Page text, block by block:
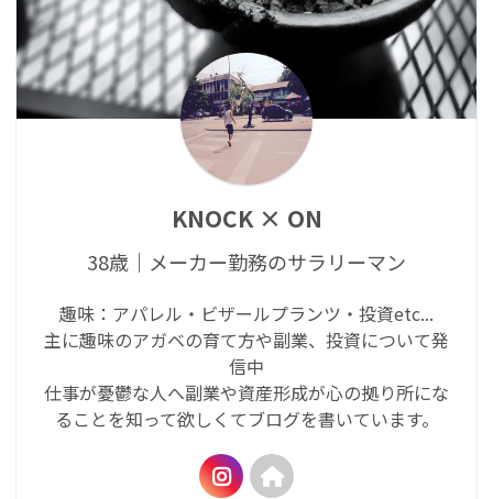
KNOCK × ON
38歳｜メーカー勤務のサラリーマン
趣味：アパレル・ビザールプランツ・投資etc...
主に趣味のアガベの育て方や副業、投資について発
信中
仕事が憂鬱な人へ副業や資産形成が心の拠り所にな
ることを知って欲しくてブログを書いています。